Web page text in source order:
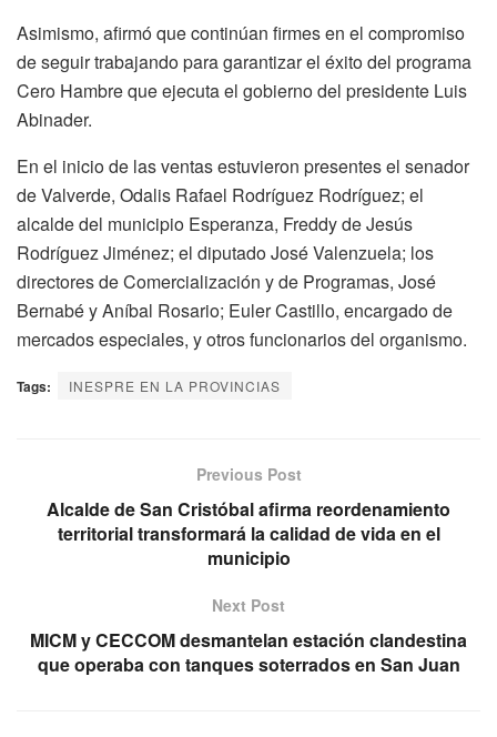
Asimismo, afirmó que continúan firmes en el compromiso
de seguir trabajando para garantizar el éxito del programa
Cero Hambre que ejecuta el gobierno del presidente Luis
Abinader.
En el inicio de las ventas estuvieron presentes el senador
de Valverde, Odalis Rafael Rodríguez Rodríguez; el
alcalde del municipio Esperanza, Freddy de Jesús
Rodríguez Jiménez; el diputado José Valenzuela; los
directores de Comercialización y de Programas, José
Bernabé y Aníbal Rosario; Euler Castillo, encargado de
mercados especiales, y otros funcionarios del organismo.
Tags: INESPRE EN LA PROVINCIAS
Previous Post
Alcalde de San Cristóbal afirma reordenamiento
territorial transformará la calidad de vida en el
municipio
Next Post
MICM y CECCOM desmantelan estación clandestina
que operaba con tanques soterrados en San Juan